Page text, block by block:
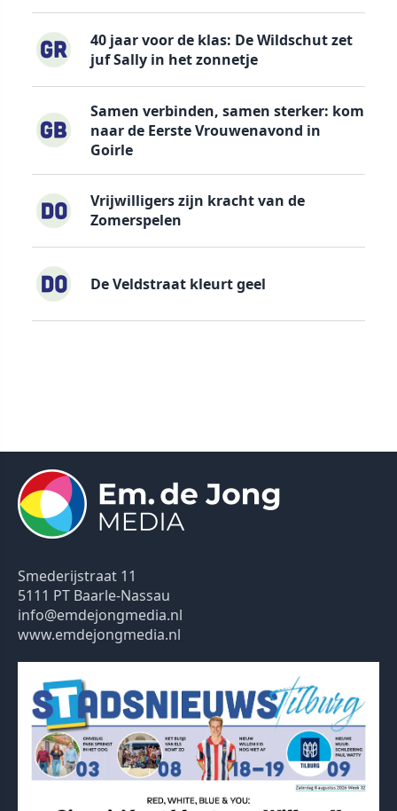
40 jaar voor de klas: De Wildschut zet
juf Sally in het zonnetje
Samen verbinden, samen sterker: kom
naar de Eerste Vrouwenavond in
Goirle
Vrijwilligers zijn kracht van de
Zomerspelen
De Veldstraat kleurt geel
Smederijstraat 11
5111 PT Baarle-Nassau
info@emdejongmedia.nl
www.emdejongmedia.nl